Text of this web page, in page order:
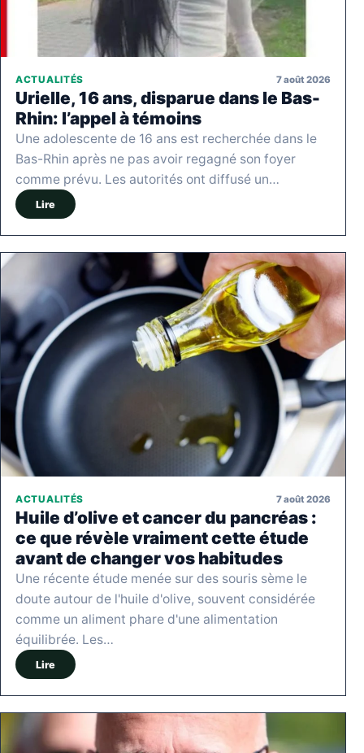
ACTUALITÉS 7 août 2026
Urielle, 16 ans, disparue dans le Bas-
Rhin: l’appel à témoins
Une adolescente de 16 ans est recherchée dans le
Bas-Rhin après ne pas avoir regagné son foyer
comme prévu. Les autorités ont diffusé un…
Lire
ACTUALITÉS 7 août 2026
Huile d’olive et cancer du pancréas :
ce que révèle vraiment cette étude
avant de changer vos habitudes
Une récente étude menée sur des souris sème le
doute autour de l'huile d'olive, souvent considérée
comme un aliment phare d'une alimentation
équilibrée. Les…
Lire